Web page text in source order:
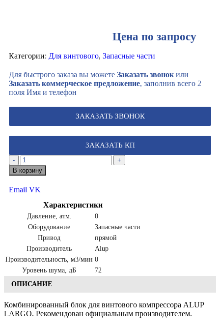
Цена по запросу
Категории: Для винтового, Запасные части
Для быстрого заказа вы можете Заказать звонок или
Заказать коммерческое предложение, заполнив всего 2
поля Имя и телефон
ЗАКАЗАТЬ ЗВОНОК
ЗАКАЗАТЬ КП
-
+
В корзину
Email VK
Характеристики
Давление, атм.
0
Оборудование
Запасные части
Привод
прямой
Производитель
Alup
Производительность, м3/мин 0
Уровень шума, дБ
72
ОПИСАНИЕ
Комбинированный блок для винтового компрессора ALUP
LARGO. Рекомендован официальным производителем.